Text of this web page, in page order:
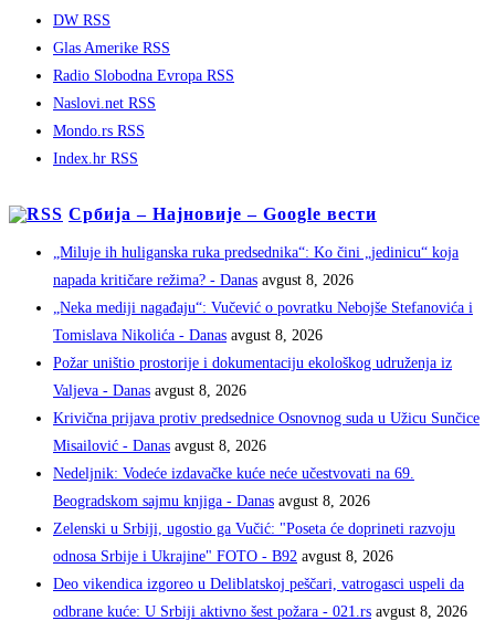
DW RSS
Glas Amerike RSS
Radio Slobodna Evropa RSS
Naslovi.net RSS
Mondo.rs RSS
Index.hr RSS
Србија – Најновије – Google вести
„Miluje ih huliganska ruka predsednika“: Ko čini „jedinicu“ koja
napada kritičare režima? - Danas avgust 8, 2026
„Neka mediji nagađaju“: Vučević o povratku Nebojše Stefanovića i
Tomislava Nikolića - Danas avgust 8, 2026
Požar uništio prostorije i dokumentaciju ekološkog udruženja iz
Valjeva - Danas avgust 8, 2026
Krivična prijava protiv predsednice Osnovnog suda u Užicu Sunčice
Misailović - Danas avgust 8, 2026
Nedeljnik: Vodeće izdavačke kuće neće učestvovati na 69.
Beogradskom sajmu knjiga - Danas avgust 8, 2026
Zelenski u Srbiji, ugostio ga Vučić: "Poseta će doprineti razvoju
odnosa Srbije i Ukrajine" FOTO - B92 avgust 8, 2026
Deo vikendica izgoreo u Deliblatskoj peščari, vatrogasci uspeli da
odbrane kuće: U Srbiji aktivno šest požara - 021.rs avgust 8, 2026